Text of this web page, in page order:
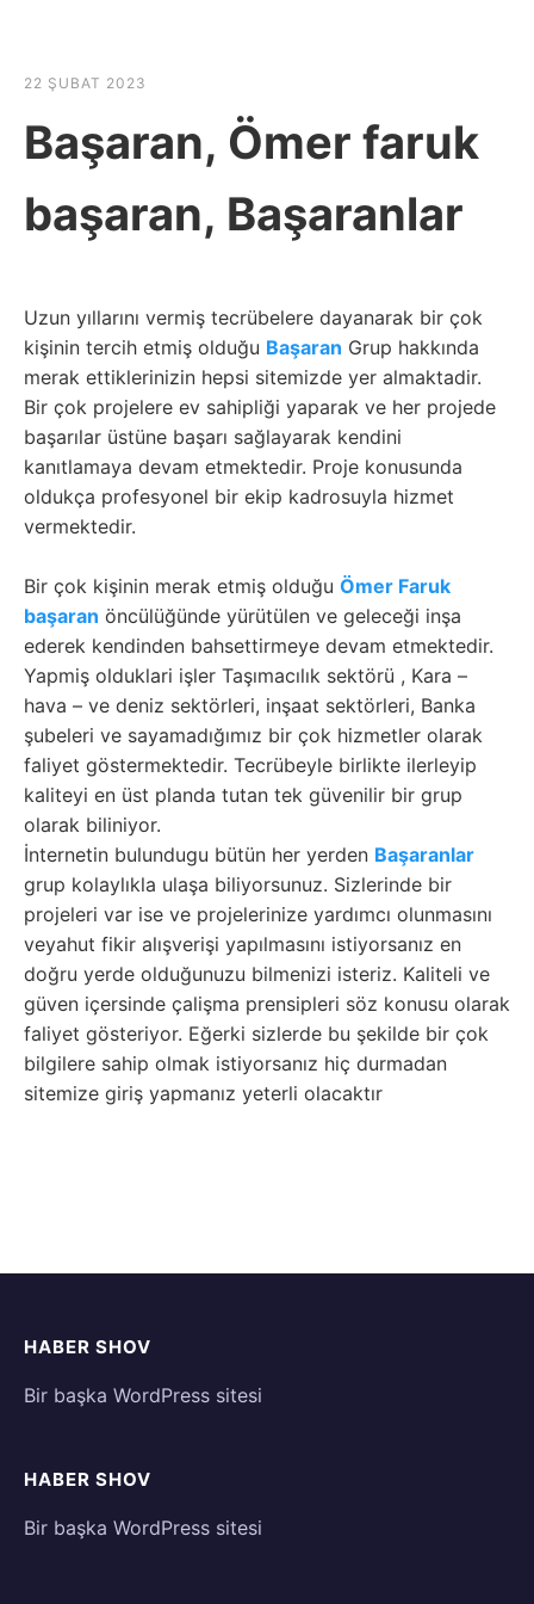
22 ŞUBAT 2023
Başaran, Ömer faruk
başaran, Başaranlar
Uzun yıllarını vermiş tecrübelere dayanarak bir çok
kişinin tercih etmiş olduğu Başaran Grup hakkında
merak ettiklerinizin hepsi sitemizde yer almaktadir.
Bir çok projelere ev sahipliği yaparak ve her projede
başarılar üstüne başarı sağlayarak kendini
kanıtlamaya devam etmektedir. Proje konusunda
oldukça profesyonel bir ekip kadrosuyla hizmet
vermektedir.
Bir çok kişinin merak etmiş olduğu Ömer Faruk
başaran öncülüğünde yürütülen ve geleceği inşa
ederek kendinden bahsettirmeye devam etmektedir.
Yapmiş olduklari işler Taşımacılık sektörü , Kara –
hava – ve deniz sektörleri, inşaat sektörleri, Banka
şubeleri ve sayamadığımız bir çok hizmetler olarak
faliyet göstermektedir. Tecrübeyle birlikte ilerleyip
kaliteyi en üst planda tutan tek güvenilir bir grup
olarak biliniyor.
İnternetin bulundugu bütün her yerden Başaranlar
grup kolaylıkla ulaşa biliyorsunuz. Sizlerinde bir
projeleri var ise ve projelerinize yardımcı olunmasını
veyahut fikir alışverişi yapılmasını istiyorsanız en
doğru yerde olduğunuzu bilmenizi isteriz. Kaliteli ve
güven içersinde çalişma prensipleri söz konusu olarak
faliyet gösteriyor. Eğerki sizlerde bu şekilde bir çok
bilgilere sahip olmak istiyorsanız hiç durmadan
sitemize giriş yapmanız yeterli olacaktır
HABER SHOV
Bir başka WordPress sitesi
HABER SHOV
Bir başka WordPress sitesi